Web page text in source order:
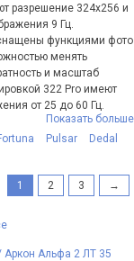
разрешение 324х256 и
9 Гц.
функциями фото
менять
и масштаб
322 Pro имеют
от 25 до 60 Гц.
Показать больше
Pulsar
Dedal
1
2 3 →